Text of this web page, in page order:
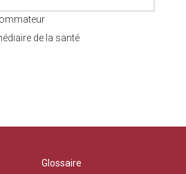
de la santé
Glossaire